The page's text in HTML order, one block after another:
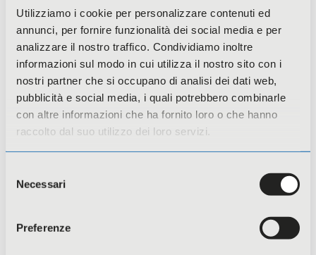
Utilizziamo i cookie per personalizzare contenuti ed
annunci, per fornire funzionalità dei social media e per
analizzare il nostro traffico. Condividiamo inoltre
informazioni sul modo in cui utilizza il nostro sito con i
nostri partner che si occupano di analisi dei dati web,
pubblicità e social media, i quali potrebbero combinarle
con altre informazioni che ha fornito loro o che hanno
raccolto dal suo utilizzo dei loro servizi.
delNecessari
Preferenze
Corso Addetto Antincendio Livello 3